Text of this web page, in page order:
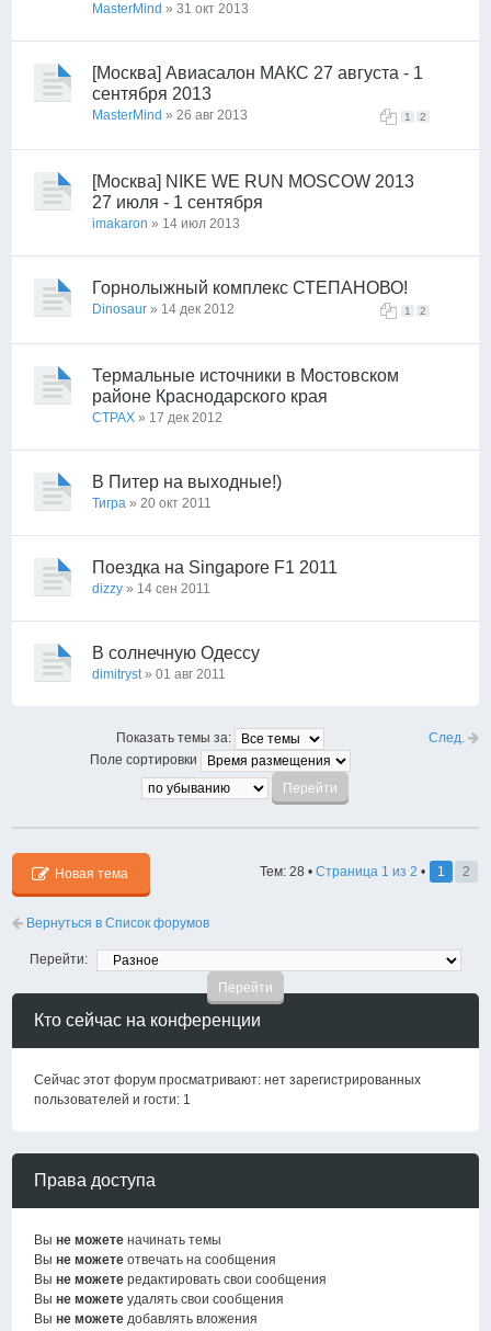
MasterMind » 31 окт 2013
[Москва] Авиасалон МАКС 27 августа - 1
сентября 2013
1 2
MasterMind » 26 авг 2013
[Москва] NIKE WE RUN MOSCOW 2013
27 июля - 1 сентября
imakaron » 14 июл 2013
Горнолыжный комплекс СТЕПАНОВО!
1 2
Dinosaur » 14 дек 2012
Термальные источники в Мостовском
районе Краснодарского края
CTPAX » 17 дек 2012
В Питер на выходные!)
Тигра » 20 окт 2011
Поездка на Singapore F1 2011
dizzy » 14 сен 2011
В солнечную Одессу
dimitryst» 01 авг 2011
След.
Показать темы за:
Поле сортировки
Новая тема Тем: 28 • Страница 1 из 2 • 1 2
Вернуться в Список форумов
Перейти:
Кто сейчас на конференции
Сейчас этот форум просматривают: нет зарегистрированных
пользователей и гости: 1
Права доступа
Выне можете начинать темы
Выне можете отвечать на сообщения
Выне можете редактировать свои сообщения
Выне можете удалять свои сообщения
Выне можете добавлять вложения